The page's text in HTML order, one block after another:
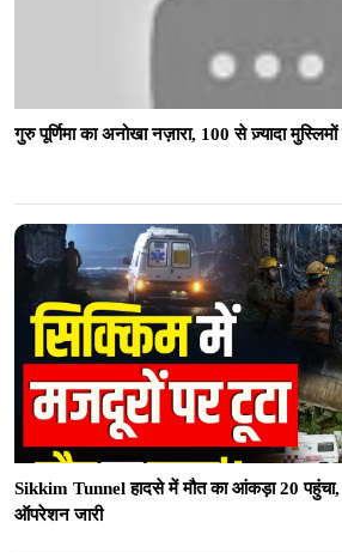
गुरु पूर्णिमा का अनोखा नज़ारा, 100 से ज़्यादा मुस्लिमों
Sikkim Tunnel हादसे में मौत का आंकड़ा 20 पहुंचा,
ऑपरेशन जारी